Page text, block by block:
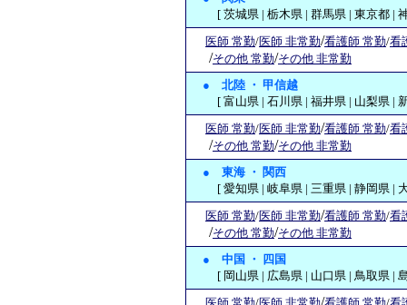
[ 茨城県 | 栃木県 | 群馬県 | 東京都 |
医師 常勤/医師 非常勤/看護師 常勤/看
/その他 常勤/その他 非常勤
● 北陸 ・ 甲信越
[ 富山県 | 石川県 | 福井県 | 山梨県 |
医師 常勤/医師 非常勤/看護師 常勤/看
/その他 常勤/その他 非常勤
● 東海 ・ 関西
[ 愛知県 | 岐阜県 | 三重県 | 静岡県 | 大
医師 常勤/医師 非常勤/看護師 常勤/看
/その他 常勤/その他 非常勤
● 中国 ・ 四国
[ 岡山県 | 広島県 | 山口県 | 鳥取県 | 島
/